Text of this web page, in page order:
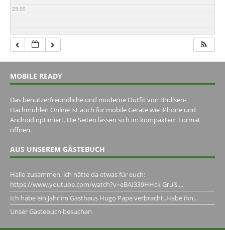
23:00
MOBILE READY
Das benutzerfreundliche und moderne Outfit von Brullsen-
Hachmühlen Online ist auch für mobile Geräte wie iPhone und
Android optimiert. Die Seiten lassen sich im kompaktem Format
öffnen.
AUS UNSEREM GÄSTEBUCH
Hallo zusammen, ich hätte da etwas für euch:
https://www.youtube.com/watch?v=eBAI339HHck Gruß,...
Ich habe ein Jahr im Gasthaus Hugo Pape verbracht..Habe ihn...
Unser Gästebuch besuchen